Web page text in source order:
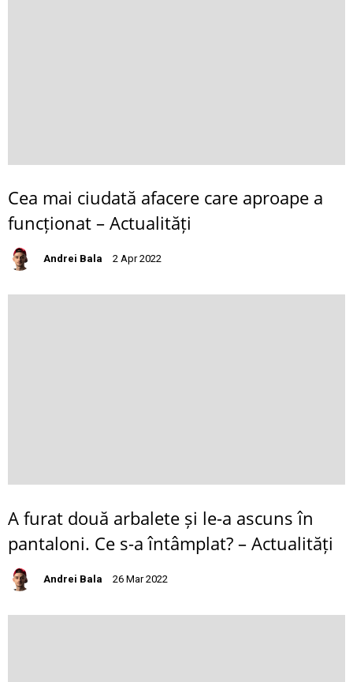
Cea mai ciudată afacere care aproape a
funcționat – Actualități
Andrei Bala 2 Apr 2022
A furat două arbalete și le-a ascuns în
pantaloni. Ce s-a întâmplat? – Actualități
Andrei Bala 26 Mar 2022